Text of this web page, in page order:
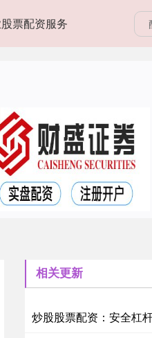
票配资服务
相关更新
炒股股票配资：安全杠